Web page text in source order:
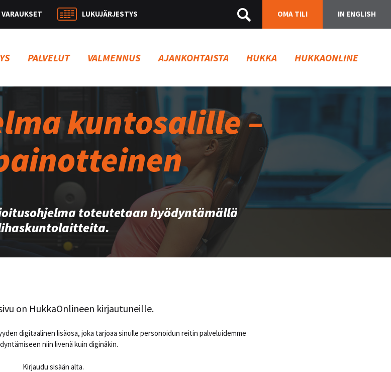
VARAUKSET LUKUJÄRJESTYS OMA TILI IN ENGLISH
PALVELUT VALMENNUS AJANKOHTAISTA HUKKA HUKKAONLINE
kuntosalille –
toteutetaan hyödyntämällä
on HukkaOnlineen kirjautuneille.
digitaalinen lisäosa, joka tarjoaa sinulle personoidun reitin palveluidemme
niin livenä kuin diginäkin.
Kirjaudu sisään alta.